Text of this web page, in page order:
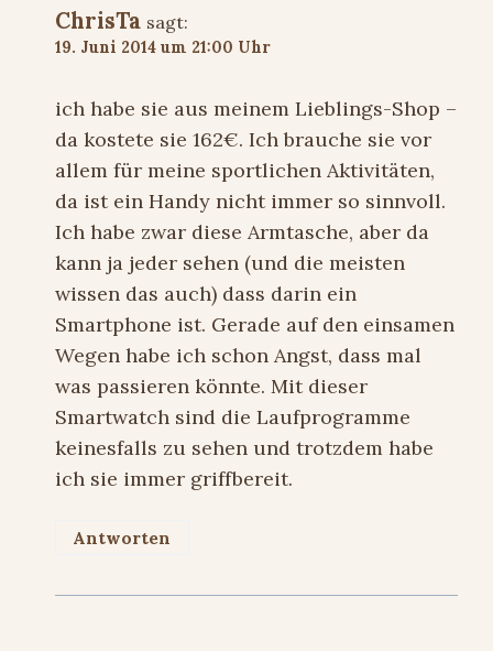
ChrisTa sagt:
19. Juni 2014 um 21:00 Uhr
ich habe sie aus meinem Lieblings-Shop –
da kostete sie 162€. Ich brauche sie vor
allem für meine sportlichen Aktivitäten,
da ist ein Handy nicht immer so sinnvoll.
Ich habe zwar diese Armtasche, aber da
kann ja jeder sehen (und die meisten
wissen das auch) dass darin ein
Smartphone ist. Gerade auf den einsamen
Wegen habe ich schon Angst, dass mal
was passieren könnte. Mit dieser
Smartwatch sind die Laufprogramme
keinesfalls zu sehen und trotzdem habe
ich sie immer griffbereit.
Antworten